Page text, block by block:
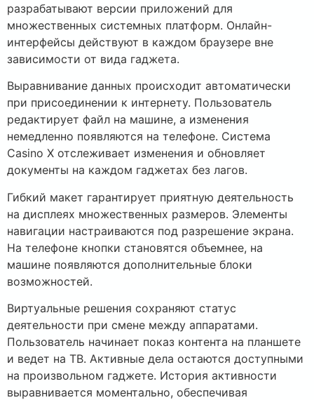
разрабатывают версии приложений для
множественных системных платформ. Онлайн-
интерфейсы действуют в каждом браузере вне
зависимости от вида гаджета.
Выравнивание данных происходит автоматически
при присоединении к интернету. Пользователь
редактирует файл на машине, а изменения
немедленно появляются на телефоне. Система
Casino X отслеживает изменения и обновляет
документы на каждом гаджетах без лагов.
Гибкий макет гарантирует приятную деятельность
на дисплеях множественных размеров. Элементы
навигации настраиваются под разрешение экрана.
На телефоне кнопки становятся объемнее, на
машине появляются дополнительные блоки
возможностей.
Виртуальные решения сохраняют статус
деятельности при смене между аппаратами.
Пользователь начинает показ контента на планшете
и ведет на ТВ. Активные дела остаются доступными
на произвольном гаджете. История активности
выравнивается моментально, обеспечивая